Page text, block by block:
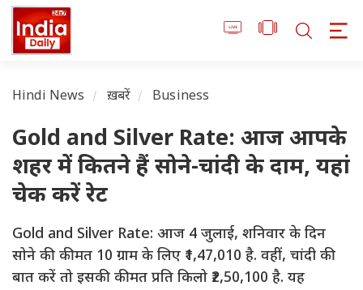
Hindi News ख़बरें Business
Gold and Silver Rate: आज आपके
शहर में कितने हैं सोने-चांदी के दाम, यहां
चेक करें रेट
Gold and Silver Rate: आज 4 जुलाई, शनिवार के दिन
सोने की कीमत 10 ग्राम के लिए ₹1,47,010 है. वहीं, चांदी की
बात करें तो इसकी कीमत प्रति किलो ₹2,50,100 है. यह